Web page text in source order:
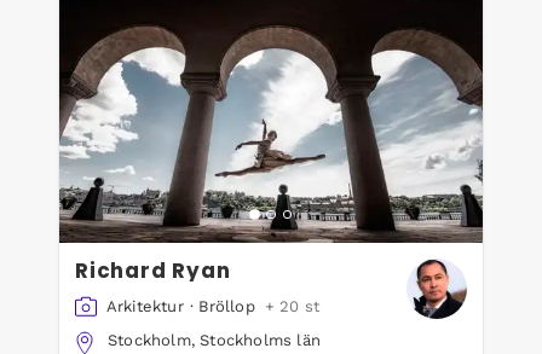
Richard Ryan
Arkitektur · Bröllop
+ 20 st
Stockholm, Stockholms län